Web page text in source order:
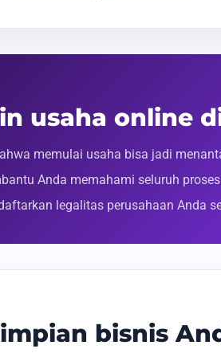
usaha online
memulai usaha bisa jadi
Anda memahami seluruh
legalitas perusahaan Anda
bisnis